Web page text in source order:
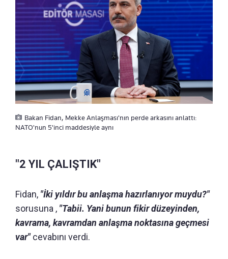
Bakan Fidan, Mekke Anlaşması'nın perde arkasını anlattı:
NATO'nun 5'inci maddesiyle aynı
"2 YIL ÇALIŞTIK"
Fidan, "İki yıldır bu anlaşma hazırlanıyor muydu?"
sorusuna , "Tabii. Yani bunun fikir düzeyinden,
kavrama, kavramdan anlaşma noktasına geçmesi
var"cevabını verdi.